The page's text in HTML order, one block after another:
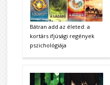
Bátran add az életed: a
kortárs ifjúsági regények
pszichológiája